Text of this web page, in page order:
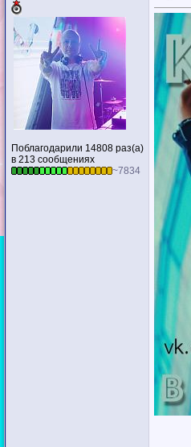
Поблагодарили 14808 раз(а)
в 213 сообщениях
~7834